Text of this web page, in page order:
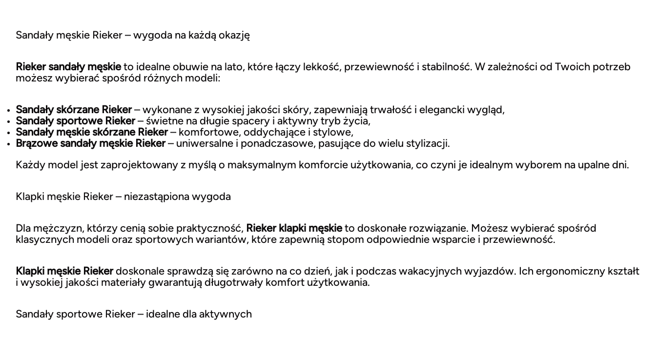
Sandały męskie Rieker – wygoda na każdą okazję
Rieker sandały męskieto idealne obuwie na lato, które łączy lekkość, przewiewność i stabilność. W zależności od Twoich potrzeb
możesz wybierać spośród różnych modeli:
Sandały skórzane Rieker– wykonane z wysokiej jakości skóry, zapewniają trwałość i elegancki wygląd,
Sandały sportowe Rieker– świetne na długie spacery i aktywny tryb życia,
Sandały męskie skórzane Rieker– komfortowe, oddychające i stylowe,
Brązowe sandały męskie Rieker– uniwersalne i ponadczasowe, pasujące do wielu stylizacji.
Każdy model jest zaprojektowany z myślą o maksymalnym komforcie użytkowania, co czyni je idealnym wyborem na upalne dni.
Klapki męskie Rieker – niezastąpiona wygoda
Dla mężczyzn, którzy cenią sobie praktyczność, Rieker klapki męskieto doskonałe rozwiązanie. Możesz wybierać spośród
klasycznych modeli oraz sportowych wariantów, które zapewnią stopom odpowiednie wsparcie i przewiewność.
Klapki męskie Riekerdoskonale sprawdzą się zarówno na co dzień, jak i podczas wakacyjnych wyjazdów. Ich ergonomiczny kształt
i wysokiej jakości materiały gwarantują długotrwały komfort użytkowania.
Sandały sportowe Rieker – idealne dla aktywnych